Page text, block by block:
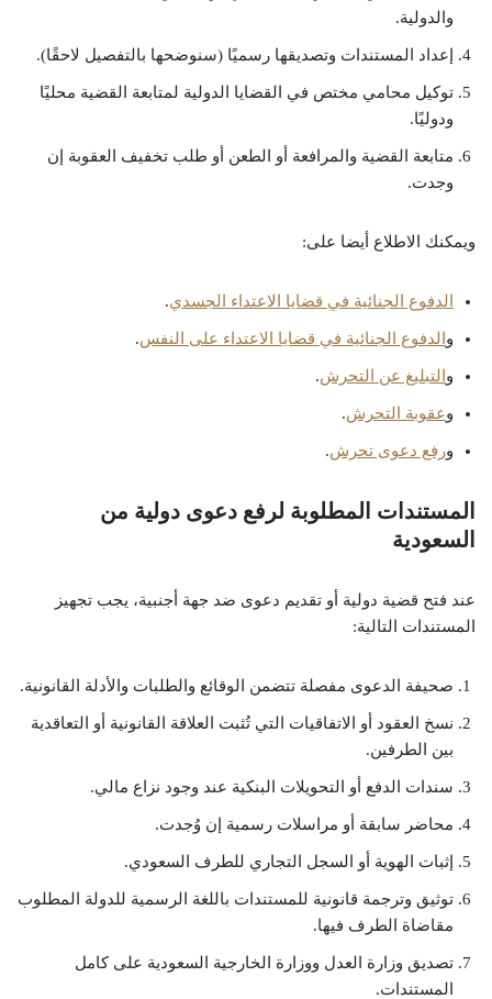
والدولية.
إعداد المستندات وتصديقها رسميًا (سنوضحها بالتفصيل لاحقًا).
توكيل محامي مختص في القضايا الدولية لمتابعة القضية محليًا
ودوليًا.
متابعة القضية والمرافعة أو الطعن أو طلب تخفيف العقوبة إن
وجدت.
ويمكنك الاطلاع أيضا على:
الدفوع الجنائية في قضايا الاعتداء الجسدي.
و الدفوع الجنائية في قضايا الاعتداء على النفس.
و التبليغ عن التحرش.
وعقوبة التحرش.
ورفع دعوى تحرش.
المستندات المطلوبة لرفع دعوى دولية من
السعودية
عند فتح قضية دولية أو تقديم دعوى ضد جهة أجنبية، يجب تجهيز
المستندات التالية:
صحيفة الدعوى مفصلة تتضمن الوقائع والطلبات والأدلة القانونية.
نسخ العقود أو الاتفاقيات التي تُثبت العلاقة القانونية أو التعاقدية
بين الطرفين.
سندات الدفع أو التحويلات البنكية عند وجود نزاع مالي.
محاضر سابقة أو مراسلات رسمية إن وُجدت.
إثبات الهوية أو السجل التجاري للطرف السعودي.
توثيق وترجمة قانونية للمستندات باللغة الرسمية للدولة المطلوب
مقاضاة الطرف فيها.
تصديق وزارة العدل ووزارة الخارجية السعودية على كامل
المستندات.